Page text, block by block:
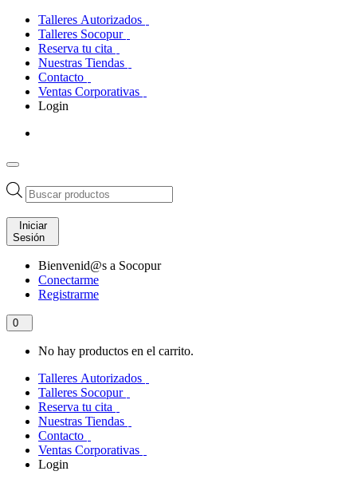
Talleres Autorizados
Talleres Socopur
Reserva tu cita
Nuestras Tiendas
Contacto
Ventas Corporativas
Login
Búsqueda
de
productos
Iniciar
Sesión
Bienvenid@s a Socopur
Conectarme
Registrarme
0
No hay productos en el carrito.
Talleres Autorizados
Talleres Socopur
Reserva tu cita
Nuestras Tiendas
Contacto
Ventas Corporativas
Login